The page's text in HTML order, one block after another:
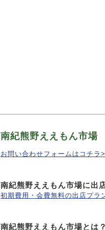
南紀熊野ええもん市場
お問い合わせフォームはコチラ
南紀熊野ええもん市場に出
初期費用・会費無料の出店プラ
南紀熊野ええもん市場とは？